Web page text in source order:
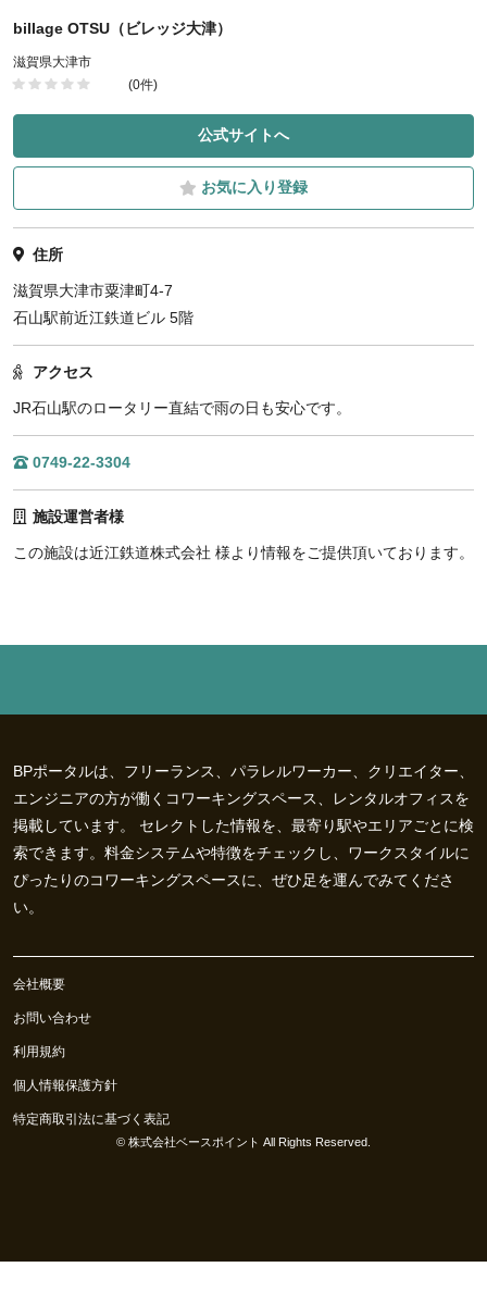
billage OTSU（ビレッジ大津）
滋賀県大津市
(0件)
公式サイトへ
お気に入り登録
住所
滋賀県大津市粟津町4-7
石山駅前近江鉄道ビル 5階
アクセス
JR石山駅のロータリー直結で雨の日も安心です。
0749-22-3304
施設運営者様
この施設は近江鉄道株式会社 様より情報をご提供頂いております。
BPポータルは、フリーランス、パラレルワーカー、クリエイター、
エンジニアの方が働くコワーキングスペース、レンタルオフィスを
掲載しています。 セレクトした情報を、最寄り駅やエリアごとに検
索できます。料金システムや特徴をチェックし、ワークスタイルに
ぴったりのコワーキングスペースに、ぜひ足を運んでみてくださ
い。
会社概要
お問い合わせ
利用規約
個人情報保護方針
特定商取引法に基づく表記
© 株式会社ベースポイント All Rights Reserved.